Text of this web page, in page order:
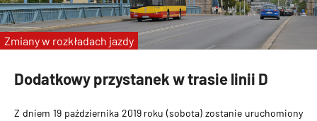
Dodatkowy przystanek w trasie linii D
Z dniem 19 października 2019 roku (sobota) zostanie uruchomiony
Zmiany w rozkładach jazdy